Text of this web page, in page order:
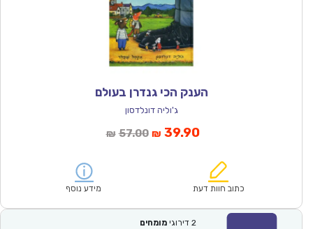
הענק הכי גנדרן בעולם
ג'וליה דונלדסון
₪ 57.00המחיר
₪57.00.
₪ 39.90המחיר
הוא:
כתוב חוות דעת מידע נוסף
2 דירוגי מומחים